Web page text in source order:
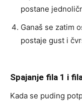
postane
Ganaš se zatim
postaje gust i
Spajanje fila 1 i
Kada se puding